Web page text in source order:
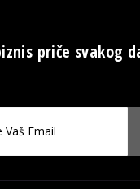
priče svakog